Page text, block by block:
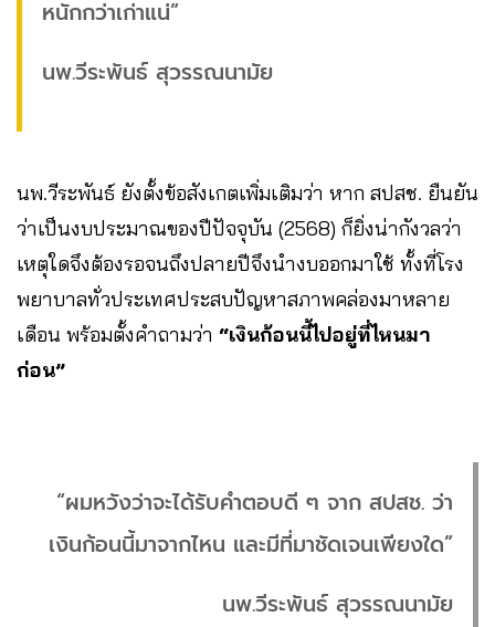
หนักกว่าเก่าแน่”
นพ.วีระพันธ์ สุวรรณนามัย
นพ.วีระพันธ์ ยังตั้งข้อสังเกตเพิ่มเติมว่า หาก สปสช. ยืนยัน
ว่าเป็นงบประมาณของปีปัจจุบัน (2568) ก็ยิ่งน่ากังวลว่า
เหตุใดจึงต้องรอจนถึงปลายปีจึงนำงบออกมาใช้ ทั้งที่โรง
พยาบาลทั่วประเทศประสบปัญหาสภาพคล่องมาหลาย
เดือน พร้อมตั้งคำถามว่า “เงินก้อนนี้ไปอยู่ที่ไหนมา
ก่อน”
“ผมหวังว่าจะได้รับคำตอบดี ๆ จาก สปสช. ว่า
เงินก้อนนี้มาจากไหน และมีที่มาชัดเจนเพียงใด”
นพ.วีระพันธ์ สุวรรณนามัย